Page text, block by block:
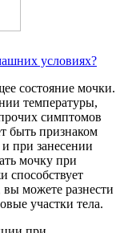
условиях?
состояние мочки.
температуры,
симптомов
быть признаком
при занесении
мочку при
способствует
можете разнести
участки тела.